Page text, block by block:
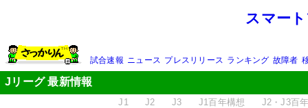
スマー
試合速報 ニュース プレスリリース ランキング 故障者
Jリーグ 最新情報
J1 J2 J3 J1百年構想 J2・J3百